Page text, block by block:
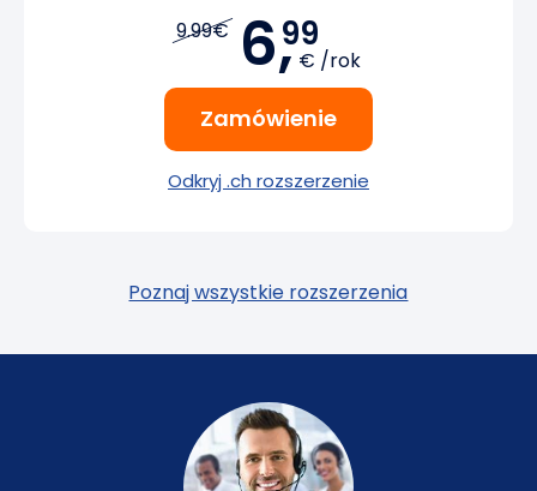
9.99€ 6,99
€ /rok
Zamówienie
Odkryj .ch rozszerzenie
Poznaj wszystkie rozszerzenia